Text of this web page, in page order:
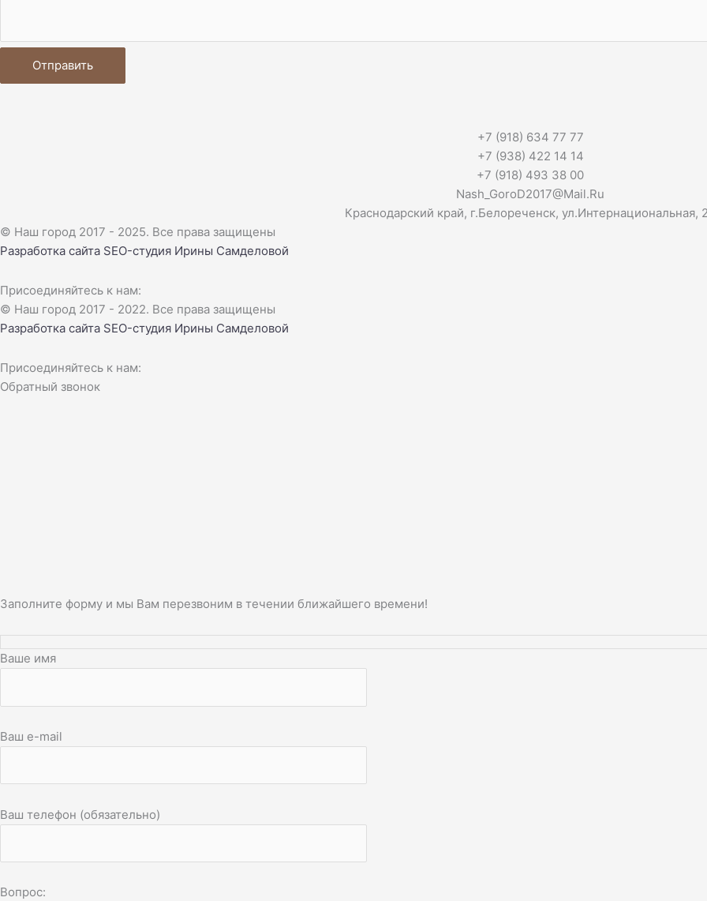
Отправить
+7 (918) 634 77 77
+7 (938) 422 14 14
+7 (918) 493 38 00
Nash_GoroD2017@Mail.Ru
Краснодарский край, г.Белореченск, ул.Интернациональная,
© Наш город 2017 - 2025. Все права защищены
Разработка сайта SEO-студия Ирины Самделовой
Присоединяйтесь к нам:
© Наш город 2017 - 2022. Все права защищены
Разработка сайта SEO-студия Ирины Самделовой
Присоединяйтесь к нам:
Обратный звонок
Заполните форму и мы Вам перезвоним в течении ближайшего времени!
Ваше имя
Ваш e-mail
Ваш телефон (обязательно)
Вопрос: